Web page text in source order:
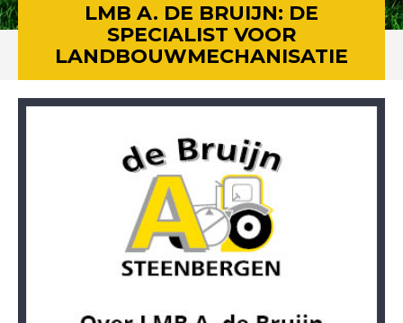
LMB A. DE BRUIJN: DE
SPECIALIST VOOR
LANDBOUWMECHANISATIE